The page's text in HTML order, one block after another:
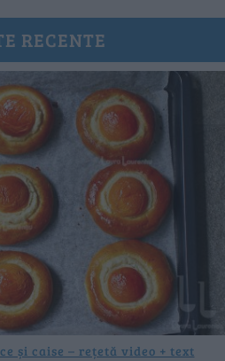
RECENTE
și caise – rețetă video + text